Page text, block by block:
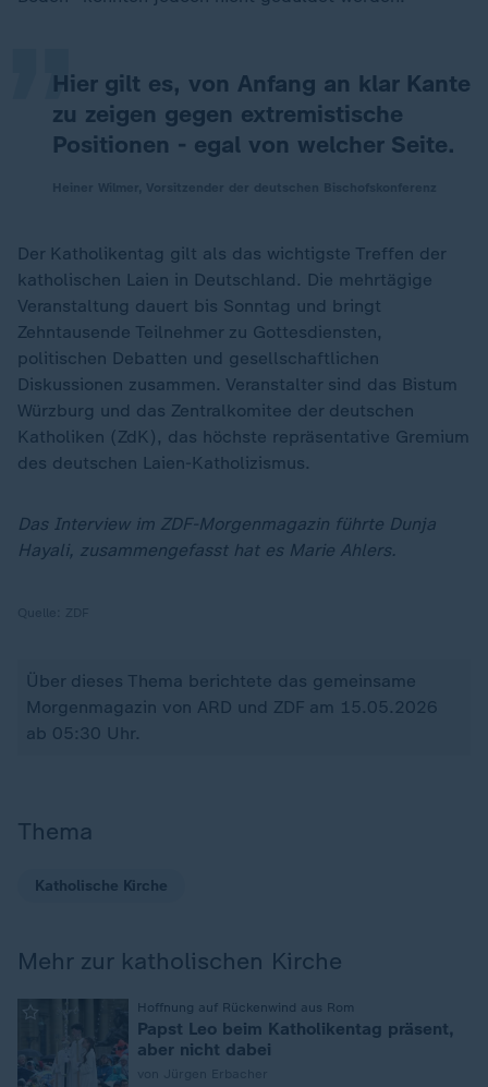
Hier gilt es, von Anfang an klar Kante
zu zeigen gegen extremistische
Positionen - egal von welcher Seite.
Der Katholikentag gilt als das wichtigste Treffen der
katholischen Laien in Deutschland. Die mehrtägige
Veranstaltung dauert bis Sonntag und bringt
Zehntausende Teilnehmer zu Gottesdiensten,
politischen Debatten und gesellschaftlichen
Diskussionen zusammen. Veranstalter sind das Bistum
Würzburg und das Zentralkomitee der deutschen
Katholiken (ZdK), das höchste repräsentative Gremium
des deutschen Laien-Katholizismus.
Das Interview im ZDF-Morgenmagazin führte Dunja
Hayali, zusammengefasst hat es Marie Ahlers.
Über dieses Thema berichtete das gemeinsame
Morgenmagazin von ARD und ZDF am 15.05.2026
ab 05:30 Uhr.
Thema
Katholische Kirche
Mehr zur katholischen Kirche
Hoffnung auf Rückenwind aus Rom
Papst Leo beim Katholikentag präsent,
aber nicht dabei